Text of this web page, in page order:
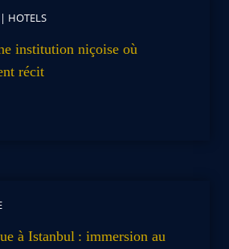
| HOTELS
institution niçoise où
récit
à Istanbul : immersion au